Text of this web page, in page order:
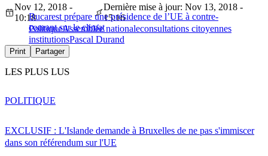
Bucarest prépare une présidence de l’UE à contre-
courant sur le climat
Nov 12, 2018 -
10:18
Dernière mise à jour: Nov 13, 2018 -
15:16
PolitiqueAssemblée nationaleconsultations citoyennes
institutionsPascal Durand
Print Partager
LES PLUS LUS
EXCLUSIF : L'Islande demande à Bruxelles de ne pas s'immiscer
dans son référendum sur l'UE
POLITIQUE